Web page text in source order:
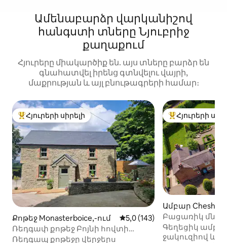
Ամենաբարձր վարկանիշով
հանգստի տները Նյուբրիջ
քաղաքում
Հյուրերը միակարծիք են. այս տները բարձր են
գնահատվել իրենց գտնվելու վայրի,
մաքրության և այլ բնութագրերի համար։
Հյուրերի սիրելի լավագույն տները
Հյուրերի սիրելի
Քոթեջ Monasterboice,-ում Միջին վարկանիշը՝ 5-ից
5,0 (143)
Ռեդգափ քոթեջ Բոյնի հովտի
սրտում
Ռեդգապ քոթեջը վերջերս
Հյուրերի
Հյուրերի
Ամբար Cheshire
Chester-ում
Բացառիկ
Սպա-
շեֆ-խոհարար
Գեղեցիկ
ջակուզիով և